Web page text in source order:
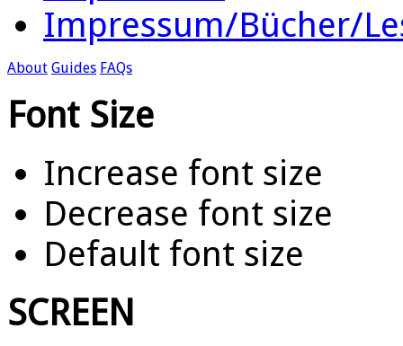
Impressum/Bücher/
About Guides FAQs
Font Size
Increase font size
Decrease font size
Default font size
SCREEN